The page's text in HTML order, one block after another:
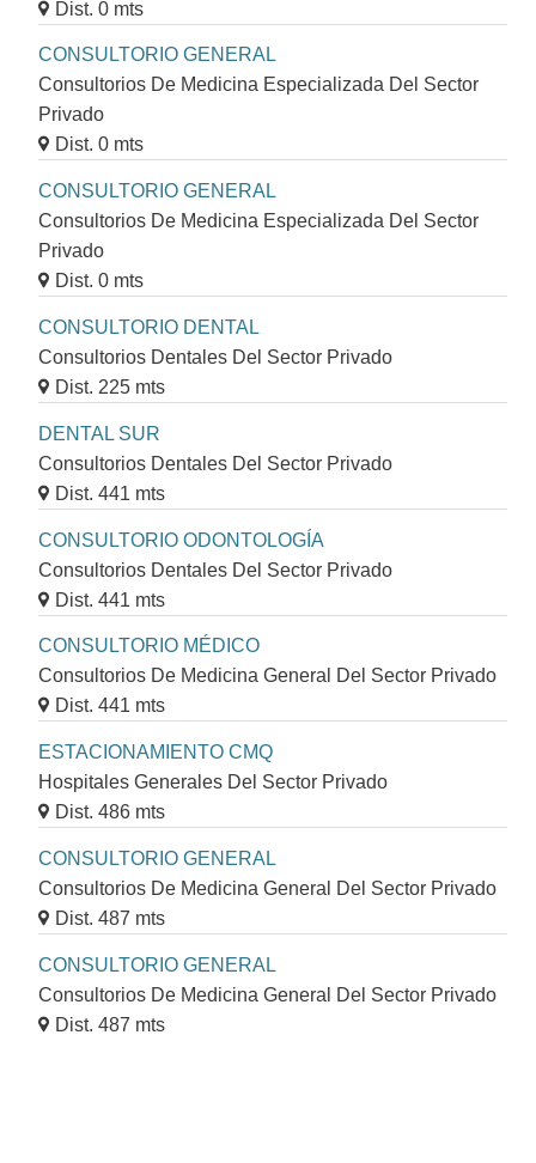
Dist. 0 mts
CONSULTORIO GENERAL
Consultorios De Medicina Especializada Del Sector
Privado
Dist. 0 mts
CONSULTORIO GENERAL
Consultorios De Medicina Especializada Del Sector
Privado
Dist. 0 mts
CONSULTORIO DENTAL
Consultorios Dentales Del Sector Privado
Dist. 225 mts
DENTAL SUR
Consultorios Dentales Del Sector Privado
Dist. 441 mts
CONSULTORIO ODONTOLOGÍA
Consultorios Dentales Del Sector Privado
Dist. 441 mts
CONSULTORIO MÉDICO
Consultorios De Medicina General Del Sector Privado
Dist. 441 mts
ESTACIONAMIENTO CMQ
Hospitales Generales Del Sector Privado
Dist. 486 mts
CONSULTORIO GENERAL
Consultorios De Medicina General Del Sector Privado
Dist. 487 mts
CONSULTORIO GENERAL
Consultorios De Medicina General Del Sector Privado
Dist. 487 mts